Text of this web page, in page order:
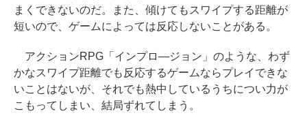
まくできないのだ。また、傾けてもスワイプする距離が
短いので、ゲームによっては反応しないことがある。
アクションRPG「インプロ―ジョン」のような、わず
かなスワイプ距離でも反応するゲームならプレイできな
いことはないが、それでも熱中しているうちについ力が
こもってしまい、結局ずれてしまう。